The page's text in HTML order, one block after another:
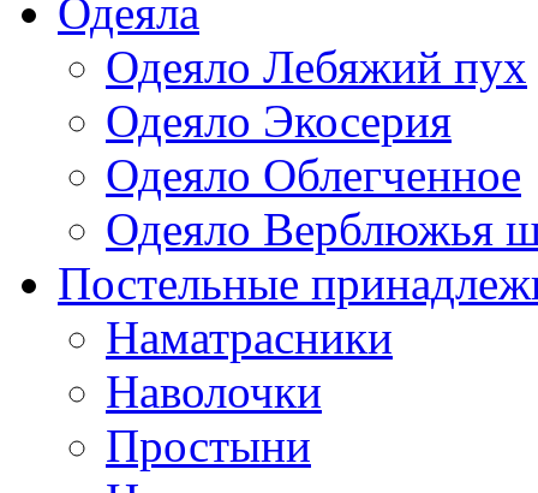
Одеяла
Одеяло Лебяжий пух
Одеяло Экосерия
Одеяло Облегченное
Одеяло Верблюжья
Постельные
Наматрасники
Наволочки
Простыни